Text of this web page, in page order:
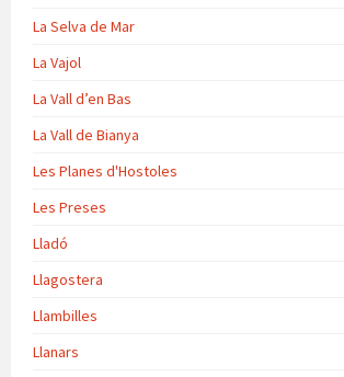
La Selva de Mar
La Vajol
La Vall d’en Bas
La Vall de Bianya
Les Planes d'Hostoles
Les Preses
Lladó
Llagostera
Llambilles
Llanars